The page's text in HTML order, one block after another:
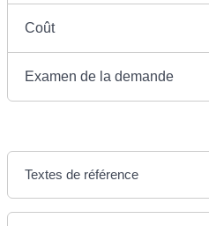
Coût
Examen de la demande
Textes de référence